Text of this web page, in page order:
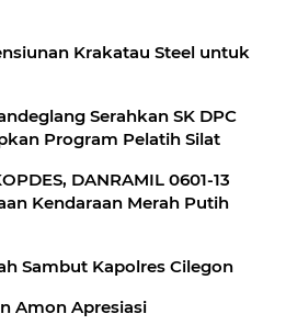
Krakatau Steel untuk
Serahkan SK DPC
Program Pelatih Silat
DANRAMIL 0601-13
Putih
Sambut Kapolres Cilegon
Amon Apresiasi